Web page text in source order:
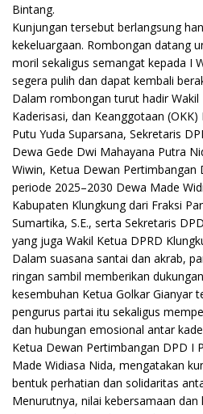
Bintang.
Kunjungan tersebut berlangsung
kekeluargaan. Rombongan datang
moril sekaligus semangat kepada I
segera pulih dan dapat kembali
Dalam rombongan turut hadir Wakil
Kaderisasi, dan Keanggotaan
Putu Yuda Suparsana, Sekretaris
Dewa Gede Dwi Mahayana Putra
Wiwin, Ketua Dewan Pertimbangan
periode 2025–2030 Dewa Made
Kabupaten Klungkung dari Fraksi
Sumartika, S.E., serta Sekretaris
yang juga Wakil Ketua DPRD
Dalam suasana santai dan akrab,
ringan sambil memberikan
kesembuhan Ketua Golkar Gianyar
pengurus partai itu sekaligus
dan hubungan emosional antar
Ketua Dewan Pertimbangan DPD I
Made Widiasa Nida, mengatakan
bentuk perhatian dan solidaritas
Menurutnya, nilai kebersamaan